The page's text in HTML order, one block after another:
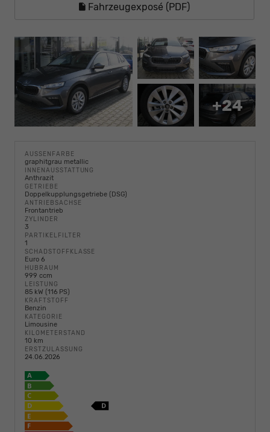
Fahrzeugexposé (PDF)
+24
AUSSENFARBE
graphitgrau metallic
INNENAUSSTATTUNG
Anthrazit
GETRIEBE
Doppelkupplungsgetriebe (DSG)
ANTRIEBSACHSE
Frontantrieb
ZYLINDER
3
PARTIKELFILTER
1
SCHADSTOFFKLASSE
Euro 6
HUBRAUM
999 ccm
LEISTUNG
85 kW (116 PS)
KRAFTSTOFF
Benzin
KATEGORIE
Limousine
KILOMETERSTAND
10 km
ERSTZULASSUNG
24.06.2026